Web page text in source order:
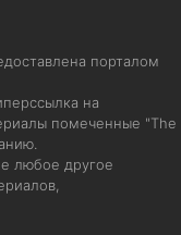
порталом
на
помеченные "The
любое другое